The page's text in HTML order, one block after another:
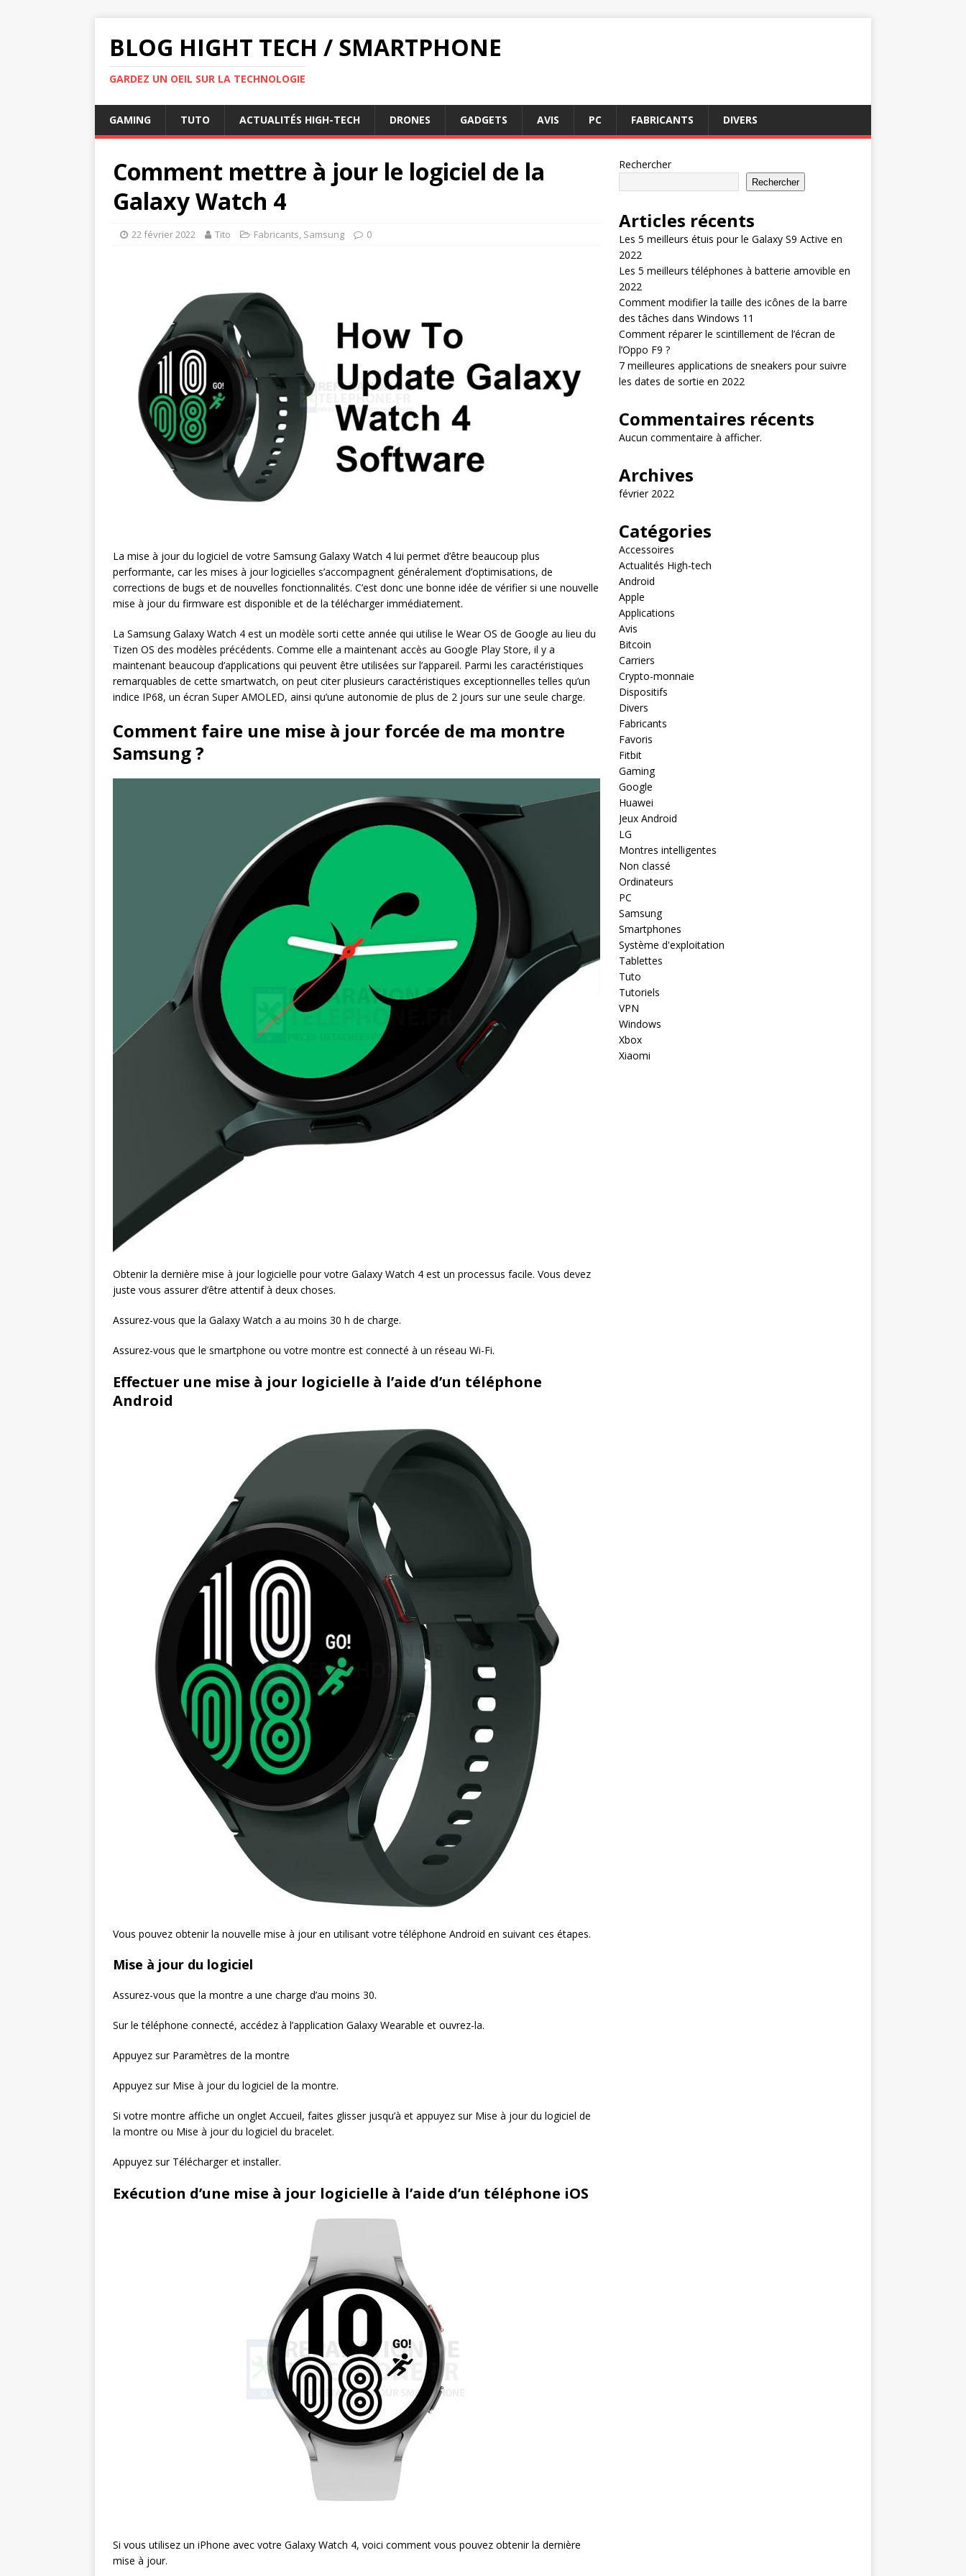
BLOG HIGHT TECH / SMARTPHONE
GARDEZ UN OEIL SUR LA TECHNOLOGIE
GAMING TUTO ACTUALITÉS HIGH-TECH DRONES GADGETS AVIS PC FABRICANTS DIVERS
Comment mettre à jour le logiciel de la
Galaxy Watch 4
22 février 2022 Tito Fabricants, Samsung 0
La mise à jour du logiciel de votre Samsung Galaxy Watch 4 lui permet d’être beaucoup plus
performante, car les mises à jour logicielles s’accompagnent généralement d’optimisations, de
corrections de bugs et de nouvelles fonctionnalités. C’est donc une bonne idée de vérifier si une nouvelle
mise à jour du firmware est disponible et de la télécharger immédiatement.
La Samsung Galaxy Watch 4 est un modèle sorti cette année qui utilise le Wear OS de Google au lieu du
Tizen OS des modèles précédents. Comme elle a maintenant accès au Google Play Store, il y a
maintenant beaucoup d’applications qui peuvent être utilisées sur l’appareil. Parmi les caractéristiques
remarquables de cette smartwatch, on peut citer plusieurs caractéristiques exceptionnelles telles qu’un
indice IP68, un écran Super AMOLED, ainsi qu’une autonomie de plus de 2 jours sur une seule charge.
Comment faire une mise à jour forcée de ma montre
Samsung ?
Obtenir la dernière mise à jour logicielle pour votre Galaxy Watch 4 est un processus facile. Vous devez
juste vous assurer d’être attentif à deux choses.
Assurez-vous que la Galaxy Watch a au moins 30 h de charge.
Assurez-vous que le smartphone ou votre montre est connecté à un réseau Wi-Fi.
Effectuer une mise à jour logicielle à l’aide d’un téléphone
Android
Vous pouvez obtenir la nouvelle mise à jour en utilisant votre téléphone Android en suivant ces étapes.
Mise à jour du logiciel
Assurez-vous que la montre a une charge d’au moins 30.
Sur le téléphone connecté, accédez à l’application Galaxy Wearable et ouvrez-la.
Appuyez sur Paramètres de la montre
Appuyez sur Mise à jour du logiciel de la montre.
Si votre montre affiche un onglet Accueil, faites glisser jusqu’à et appuyez sur Mise à jour du logiciel de
la montre ou Mise à jour du logiciel du bracelet.
Appuyez sur Télécharger et installer.
Exécution d’une mise à jour logicielle à l’aide d’un téléphone iOS
Si vous utilisez un iPhone avec votre Galaxy Watch 4, voici comment vous pouvez obtenir la dernière
mise à jour.
Rechercher
Rechercher
Articles récents
Les 5 meilleurs étuis pour le Galaxy S9 Active en
2022
Les 5 meilleurs téléphones à batterie amovible en
2022
Comment modifier la taille des icônes de la barre
des tâches dans Windows 11
Comment réparer le scintillement de l’écran de
l’Oppo F9 ?
7 meilleures applications de sneakers pour suivre
les dates de sortie en 2022
Commentaires récents
Aucun commentaire à afficher.
Archives
février 2022
Catégories
Accessoires
Actualités High-tech
Android
Apple
Applications
Avis
Bitcoin
Carriers
Crypto-monnaie
Dispositifs
Divers
Fabricants
Favoris
Fitbit
Gaming
Google
Huawei
Jeux Android
LG
Montres intelligentes
Non classé
Ordinateurs
PC
Samsung
Smartphones
Système d'exploitation
Tablettes
Tuto
Tutoriels
VPN
Windows
Xbox
Xiaomi